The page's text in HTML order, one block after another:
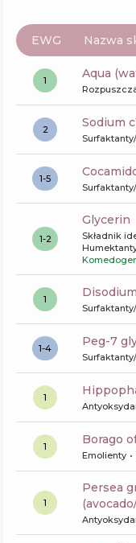
EWG Nazwa
1 aqua
2 sodium
1-5
1-2
glycerin
Składnik
1
1-4 peg-7
1
1 borago
Emolienty
1
persea gratissima